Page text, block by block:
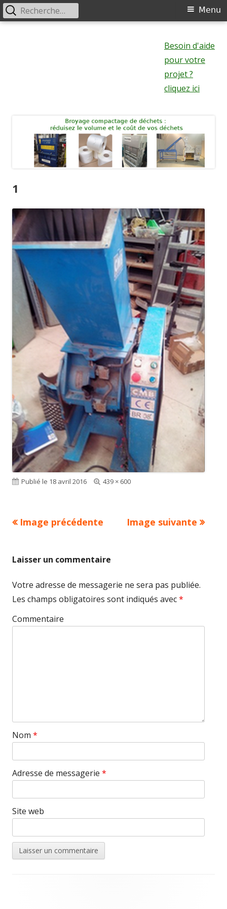
Besoin d'aide
pour votre
projet ?
cliquez ici
Menu
Menu
Rechercher :
1
Publié le 18 avril 2016
Taille
439 × 600
Image précédente Image suivante
Laisser un commentaire
Votre adresse de messagerie ne sera pas publiée.
Les champs obligatoires sont indiqués avec*
Commentaire
Nom *
Adresse de messagerie *
Site web